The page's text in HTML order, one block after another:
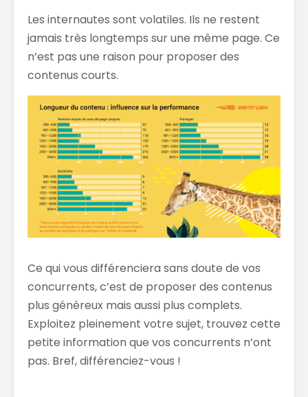
Les internautes sont volatiles. Ils ne restent
jamais très longtemps sur une même page. Ce
n’est pas une raison pour proposer des
contenus courts.
Ce qui vous différenciera sans doute de vos
concurrents, c’est de proposer des contenus
plus généreux mais aussi plus complets.
Exploitez pleinement votre sujet, trouvez cette
petite information que vos concurrents n’ont
pas. Bref, différenciez-vous !